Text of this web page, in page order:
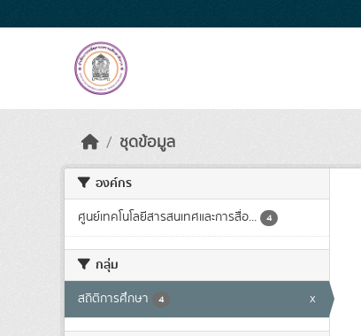
ชุดข้อมูล
องค์กร
ศูนย์เทคโนโลยีสารสนเทศและการสื่อ... 4
กลุ่ม
สถิติการศึกษา 4 x